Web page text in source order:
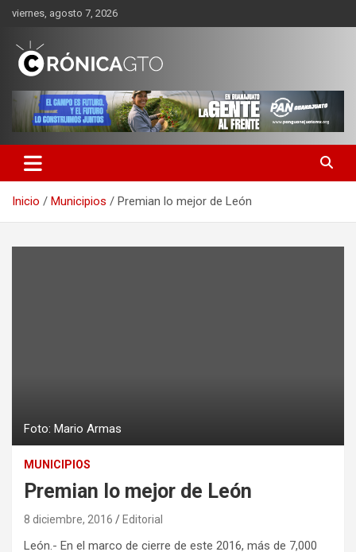
Saltar
contenido
viernes, agosto 7, 2026
CRONICA GUANAJUATO
Inicio Municipios Premian lo mejor de León
Foto: Mario Armas
MUNICIPIOS
Premian lo mejor de León
8 diciembre, 2016 Editorial
León.- En el marco de cierre de este 2016, más de 7,000